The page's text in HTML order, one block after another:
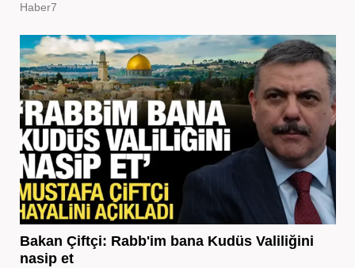
Haber7
Bakan Çiftçi: Rabb'im bana Kudüs Valiliğini
nasip et